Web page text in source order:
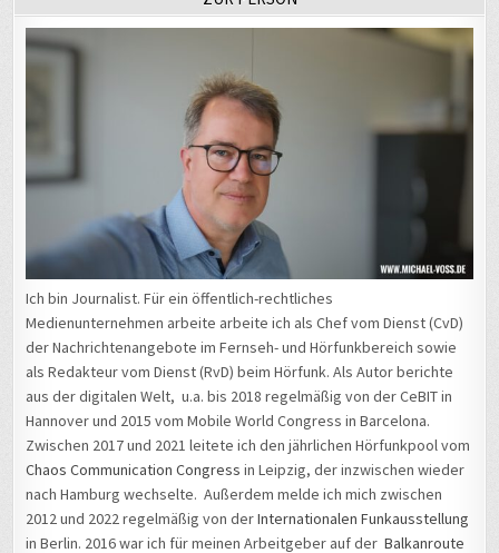
Ich bin Journalist. Für ein öffentlich-rechtliches
Medienunternehmen arbeite arbeite ich als Chef vom Dienst (CvD)
der Nachrichtenangebote im Fernseh- und Hörfunkbereich sowie
als Redakteur vom Dienst (RvD) beim Hörfunk. Als Autor berichte
aus der digitalen Welt, u.a. bis 2018 regelmäßig von der CeBIT in
Hannover und 2015 vom Mobile World Congress in Barcelona.
Zwischen 2017 und 2021 leitete ich den jährlichen Hörfunkpool vom
Chaos Communication Congress in Leipzig, der inzwischen wieder
nach Hamburg wechselte. Außerdem melde ich mich zwischen
2012 und 2022 regelmäßig von derInternationalen Funkausstellung
in Berlin. 2016 war ich für meinen Arbeitgeber auf derBalkanroute